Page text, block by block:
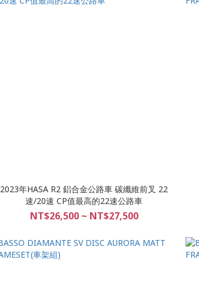
2023年HASA R2 鋁合金公路車 碳纖維前叉 22
速/20速 CP值最高的22速公路車
NT$26,500 ~ NT$27,500